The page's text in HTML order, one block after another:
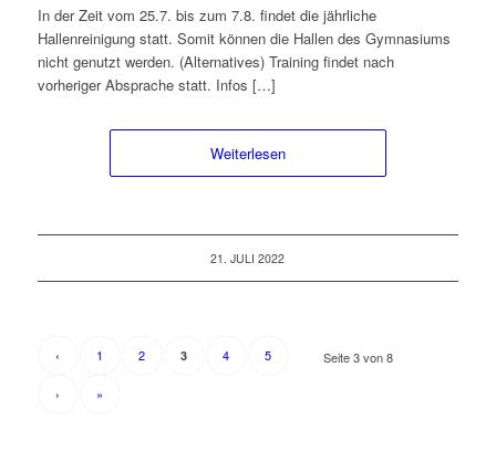
In der Zeit vom 25.7. bis zum 7.8. findet die jährliche
Hallenreinigung statt. Somit können die Hallen des Gymnasiums
nicht genutzt werden. (Alternatives) Training findet nach
vorheriger Absprache statt. Infos […]
Weiterlesen
21. JULI 2022
Seite 3 von 8
‹ 1 2 3 4 5
› »